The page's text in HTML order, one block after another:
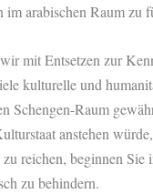
im arabischen Raum zu
mit Entsetzen zur
kulturelle und
Schengen-Raum
anstehen
reichen, beginnen
zu behindern.